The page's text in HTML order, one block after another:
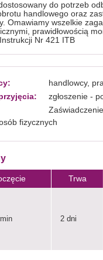
do potrzeb
handlowego oraz
Omawiamy wszelkie
prawidłowością
Nr 421 ITB
handlowcy,
zgłoszenie -
Zaświadczenie
fizycznych
Trwa
2 dni